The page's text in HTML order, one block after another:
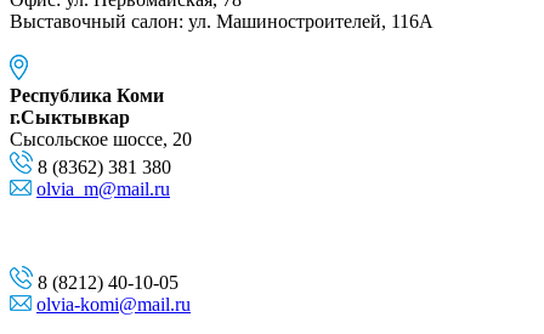
Выставочный салон: ул. Машиностроителей, 116A
Республика Коми
г.Сыктывкар
Сысольское шоссе, 20
8 (8362) 381 380
olvia_m@mail.ru
8 (8212) 40-10-05
olvia-komi@mail.ru